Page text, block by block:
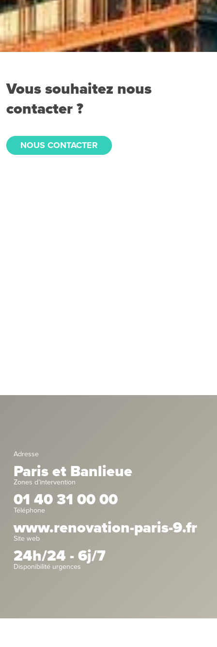
Vous souhaitez nous
contacter ?
NOUS CONTACTER
Adresse
Paris et Banlieue
Zones d’intervention
01 40 31 00 00
Téléphone
www.renovation-paris-9.fr
Site web
24h/24 - 6j/7
Disponibilité urgences